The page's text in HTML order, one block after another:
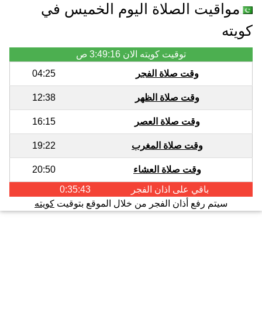
مواقيت الصلاة اليوم الخميس في
كويته
توقيت كويته الان 3:49:16 ص
وقت صلاة الفجر
04:25
وقت صلاة الظهر 12:38
وقت صلاة العصر 16:15
وقت صلاة المغرب 19:22
وقت صلاة العشاء
20:50
باقي على اذان الفجر
0:35:42
سيتم رفع أذان الفجر من خلال الموقع بتوقيت كويته